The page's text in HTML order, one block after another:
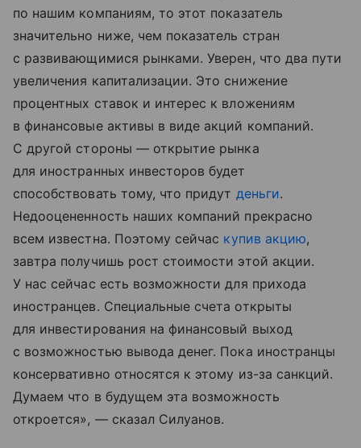
по нашим компаниям, то этот показатель
значительно ниже, чем показатель стран
с развивающимися рынками. Уверен, что два пути
увеличения капитализации. Это снижение
процентных ставок и интерес к вложениям
в финансовые активы в виде акций компаний.
С другой стороны — открытие рынка
для иностранных инвесторов будет
способствовать тому, что придут деньги.
Недооцененность наших компаний прекрасно
всем известна. Поэтому сейчас купив акцию,
завтра получишь рост стоимости этой акции.
У нас сейчас есть возможности для прихода
иностранцев. Специальные счета открыты
для инвестирования на финансовый выход
с возможностью вывода денег. Пока иностранцы
консервативно относятся к этому из-за санкций.
Думаем что в будущем эта возможность
откроется», — сказал Силуанов.